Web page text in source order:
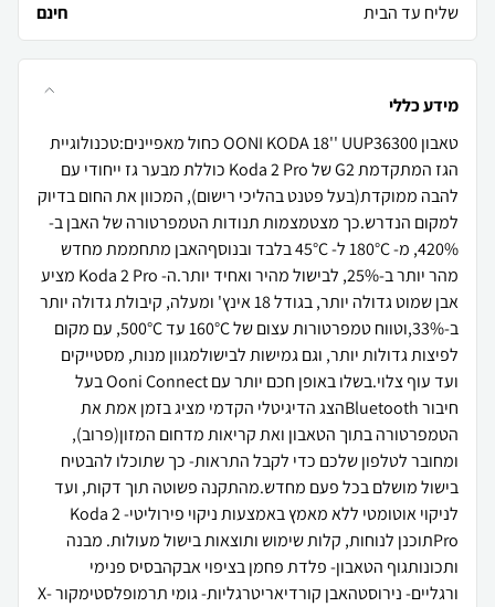
שליח עד הבית
חינם
מידע כללי
טאבון OONI KODA 18'' UUP36300 כחול מאפיינים:טכנולוגיית
הגז המתקדמת G2 של Koda 2 Pro כוללת מבער גז ייחודי עם
להבה ממוקדת(בעל פטנט בהליכי רישום), המכוון את החום בדיוק
למקום הנדרש.כך מצטמצמות תנודות הטמפרטורה של האבן ב-
420%, מ- 180°C ל- 45°C בלבד ובנוסףהאבן מתחממת מחדש
מהר יותר ב-25%, לבישול מהיר ואחיד יותר.ה- Koda 2 Pro מציע
אבן שמוט גדולה יותר, בגודל 18 אינץ' ומעלה, קיבולת גדולה יותר
ב-33%,וטווח טמפרטורות עצום של 160°C עד 500°C, עם מקום
לפיצות גדולות יותר, וגם גמישות לבישולמגוון מנות, מסטייקים
ועד עוף צלוי.⁠בשלו באופן חכם יותר עם Ooni Connect בעל
חיבור Bluetoothהצג הדיגיטלי הקדמי מציג בזמן אמת את
הטמפרטורה בתוך הטאבון ואת קריאות מדחום המזון(פרוב),
ומחובר לטלפון שלכם כדי לקבל התראות- כך שתוכלו להבטיח
בישול מושלם בכל פעם מחדש.⁠מהתקנה פשוטה תוך דקות, ועד
לניקוי אוטומטי ללא מאמץ באמצעות ניקוי פירוליטי- Koda 2
Proתוכנן לנוחות, קלות שימוש ותוצאות בישול מעולות. מבנה
ותכונותגוף הטאבון- פלדת פחמן בציפוי אבקהבסיס פנימי
ורגליים- נירוסטהאבן קורדיאריטרגליות- גומי תרמופלסטימקור X-